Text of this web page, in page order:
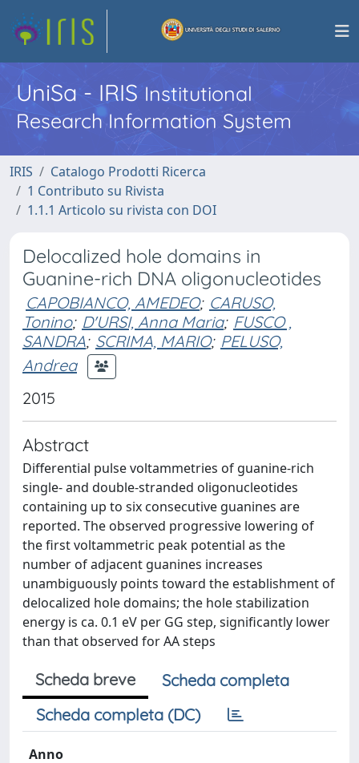
UniSa - IRISInstitutional
Research Information System
IRIS
Catalogo Prodotti Ricerca
1 Contributo su Rivista
1.1.1 Articolo su rivista con DOI
Delocalized hole domains in
Guanine-rich DNA oligonucleotides
CAPOBIANCO, AMEDEO; CARUSO,
Tonino; D'URSI, Anna Maria; FUSCO ,
SANDRA; SCRIMA, MARIO; PELUSO,
Andrea
2015
Abstract
Differential pulse voltammetries of guanine-rich
single- and double-stranded oligonucleotides
containing up to six consecutive guanines are
reported. The observed progressive lowering of
the first voltammetric peak potential as the
number of adjacent guanines increases
unambiguously points toward the establishment of
delocalized hole domains; the hole stabilization
energy is ca. 0.1 eV per GG step, significantly lower
than that observed for AA steps
Scheda breve
Scheda completa
Scheda completa (DC)
Anno